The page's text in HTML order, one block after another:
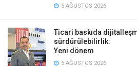
5 AĞUSTOS 2026
Ticari baskıda
sürdürülebilirlik:
Yeni dönem
5 AĞUSTOS 2026